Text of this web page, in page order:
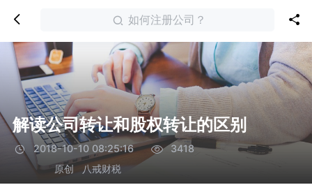
如何注册公司？
解读公司转让和股权转让的区别
2018-10-10 08:25:16
3418
原创
八戒财税